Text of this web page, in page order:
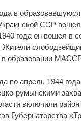
в
ССР
года он вошел в
в образовании
по апрель 1944
румынскими
включили район
Губернаторства